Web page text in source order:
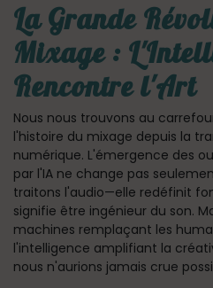
La Grande
Mixage :
Rencontre l'Art
Nous nous trouvons au
l'histoire du mixage depuis la
numérique. L'émergence des
par l'IA ne change pas
traitons l'audio—elle redéfinit
signifie être ingénieur du son.
machines remplaçant les
l'intelligence amplifiant la
nous n'aurions jamais crue